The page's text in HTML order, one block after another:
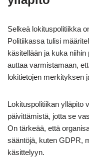
Selkeä lokituspolitiikka
Politiikassa tulisi
käsitellään ja kuka
auttaa varmistamaan,
lokitietojen merkityksen
Lokituspolitiikan ylläpito
päivittämistä, jotta se
On tärkeää, että
sääntöjä, kuten GDPR,
käsittelyyn.